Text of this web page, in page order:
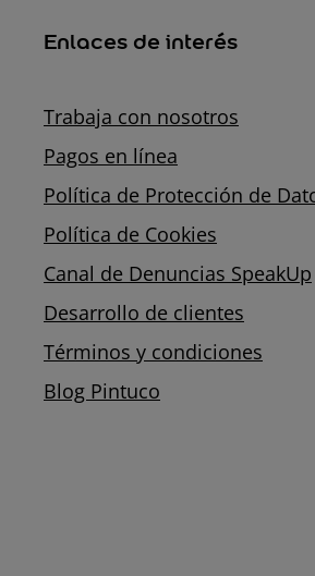
Enlaces de interés
Trabaja con nosotros
Pagos en línea
Política de Protección de
Política de Cookies
Canal de Denuncias SpeakUp
Desarrollo de clientes
Términos y condiciones
Blog Pintuco